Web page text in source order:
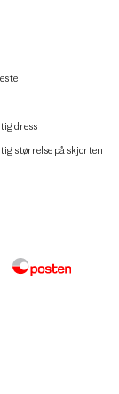
dress
størrelse på skjorten